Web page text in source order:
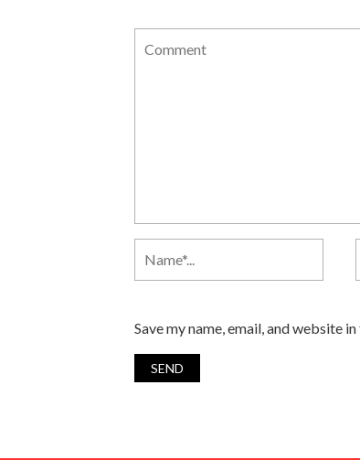
Save my name, email, and website